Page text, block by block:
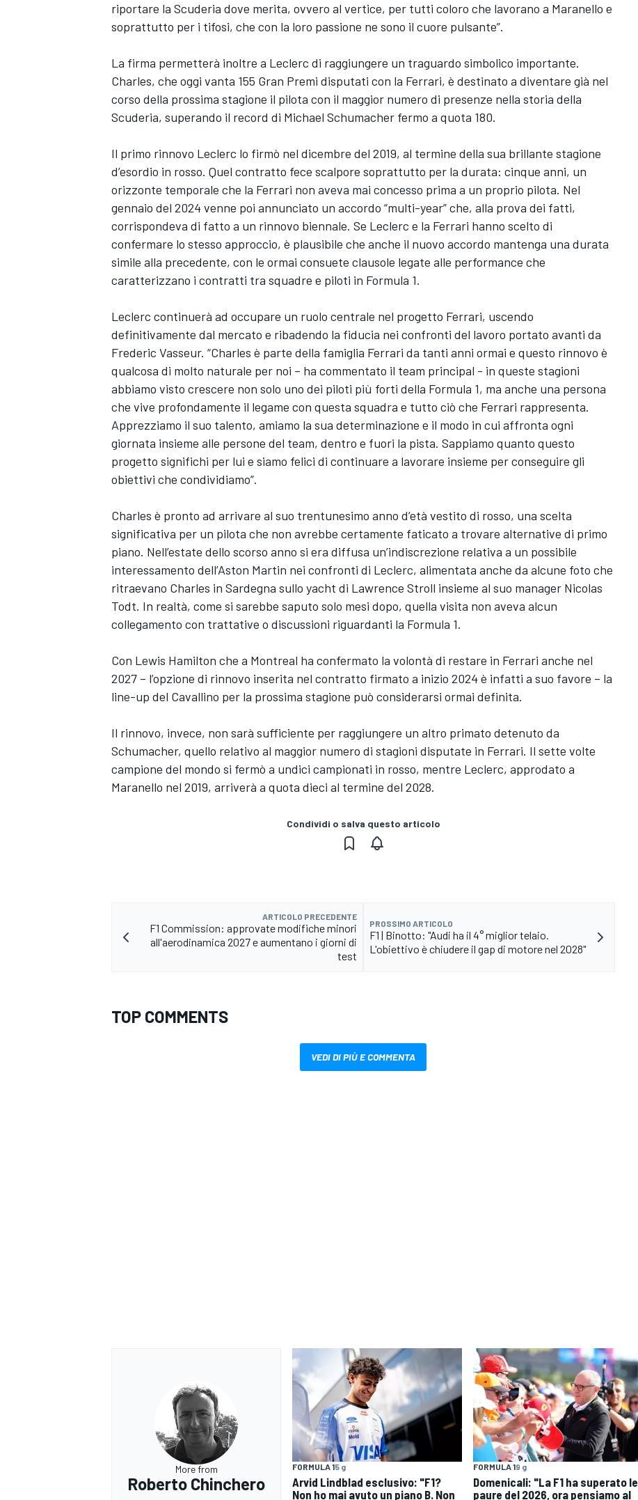
riportare la Scuderia dove merita, ovvero al vertice, per tutti coloro che lavorano a Maranello e
soprattutto per i tifosi, che con la loro passione ne sono il cuore pulsante”.
La firma permetterà inoltre a Leclerc di raggiungere un traguardo simbolico importante.
Charles, che oggi vanta 155 Gran Premi disputati con la Ferrari, è destinato a diventare già nel
corso della prossima stagione il pilota con il maggior numero di presenze nella storia della
Scuderia, superando il record di Michael Schumacher fermo a quota 180.
Il primo rinnovo Leclerc lo firmò nel dicembre del 2019, al termine della sua brillante stagione
d’esordio in rosso. Quel contratto fece scalpore soprattutto per la durata: cinque anni, un
orizzonte temporale che la Ferrari non aveva mai concesso prima a un proprio pilota. Nel
gennaio del 2024 venne poi annunciato un accordo “multi-year” che, alla prova dei fatti,
corrispondeva di fatto a un rinnovo biennale. Se Leclerc e la Ferrari hanno scelto di
confermare lo stesso approccio, è plausibile che anche il nuovo accordo mantenga una durata
simile alla precedente, con le ormai consuete clausole legate alle performance che
caratterizzano i contratti tra squadre e piloti in Formula 1.
Leclerc continuerà ad occupare un ruolo centrale nel progetto Ferrari, uscendo
definitivamente dal mercato e ribadendo la fiducia nei confronti del lavoro portato avanti da
Frederic Vasseur. “Charles è parte della famiglia Ferrari da tanti anni ormai e questo rinnovo è
qualcosa di molto naturale per noi – ha commentato il team principal - in queste stagioni
abbiamo visto crescere non solo uno dei piloti più forti della Formula 1, ma anche una persona
che vive profondamente il legame con questa squadra e tutto ciò che Ferrari rappresenta.
Apprezziamo il suo talento, amiamo la sua determinazione e il modo in cui affronta ogni
giornata insieme alle persone del team, dentro e fuori la pista. Sappiamo quanto questo
progetto significhi per lui e siamo felici di continuare a lavorare insieme per conseguire gli
obiettivi che condividiamo”.
Charles è pronto ad arrivare al suo trentunesimo anno d’età vestito di rosso, una scelta
significativa per un pilota che non avrebbe certamente faticato a trovare alternative di primo
piano. Nell’estate dello scorso anno si era diffusa un’indiscrezione relativa a un possibile
interessamento dell’Aston Martin nei confronti di Leclerc, alimentata anche da alcune foto che
ritraevano Charles in Sardegna sullo yacht di Lawrence Stroll insieme al suo manager Nicolas
Todt. In realtà, come si sarebbe saputo solo mesi dopo, quella visita non aveva alcun
collegamento con trattative o discussioni riguardanti la Formula 1.
Con Lewis Hamilton che a Montreal ha confermato la volontà di restare in Ferrari anche nel
2027 – l’opzione di rinnovo inserita nel contratto firmato a inizio 2024 è infatti a suo favore – la
line-up del Cavallino per la prossima stagione può considerarsi ormai definita.
Il rinnovo, invece, non sarà sufficiente per raggiungere un altro primato detenuto da
Schumacher, quello relativo al maggior numero di stagioni disputate in Ferrari. Il sette volte
campione del mondo si fermò a undici campionati in rosso, mentre Leclerc, approdato a
Maranello nel 2019, arriverà a quota dieci al termine del 2028.
Condividi o salva questo articolo
ARTICOLO PRECEDENTE
F1 Commission: approvate modifiche minori
all'aerodinamica 2027 e aumentano i giorni di
test
PROSSIMO ARTICOLO
F1 | Binotto: "Audi ha il 4° miglior telaio.
L'obiettivo è chiudere il gap di motore nel 2028"
TOP COMMENTS
VEDI DI PIÙ E COMMENTA
More from
Roberto Chinchero
FORMULA 15 g
Arvid Lindblad esclusivo: "F1?
Non ho mai avuto un piano B. Non
FORMULA 19 g
Domenicali: "La F1 ha superato le
paure del 2026, ora pensiamo al